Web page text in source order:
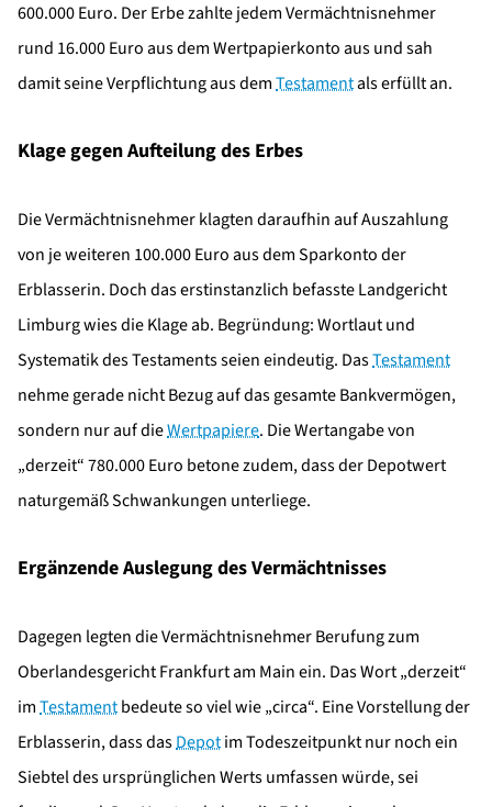
600.000 Euro. Der Erbe zahlte jedem Vermächtnisnehmer
rund 16.000 Euro aus dem Wertpapierkonto aus und sah
damit seine Verpflichtung aus demTestamentals erfüllt an.
Klage gegen Aufteilung des Erbes
Die Vermächtnisnehmer klagten daraufhin auf Auszahlung
von je weiteren 100.000 Euro aus dem Sparkonto der
Erblasserin. Doch das erstinstanzlich befasste Landgericht
Limburg wies die Klage ab. Begründung: Wortlaut und
Systematik des Testaments seien eindeutig. DasTestament
nehme gerade nicht Bezug auf das gesamte Bankvermögen,
sondern nur auf dieWertpapiere. Die Wertangabe von
„derzeit“ 780.000 Euro betone zudem, dass der Depotwert
naturgemäß Schwankungen unterliege.
Ergänzende Auslegung des Vermächtnisses
Dagegen legten die Vermächtnisnehmer Berufung zum
Oberlandesgericht Frankfurt am Main ein. Das Wort „derzeit“
imTestamentbedeute so viel wie „circa“. Eine Vorstellung der
Erblasserin, dass dasDepotim Todeszeitpunkt nur noch ein
Siebtel des ursprünglichen Werts umfassen würde, sei